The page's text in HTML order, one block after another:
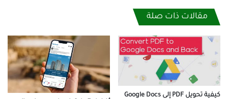
مقالات ذات صلة
كيفية تحويل PDF إلى Google Docs